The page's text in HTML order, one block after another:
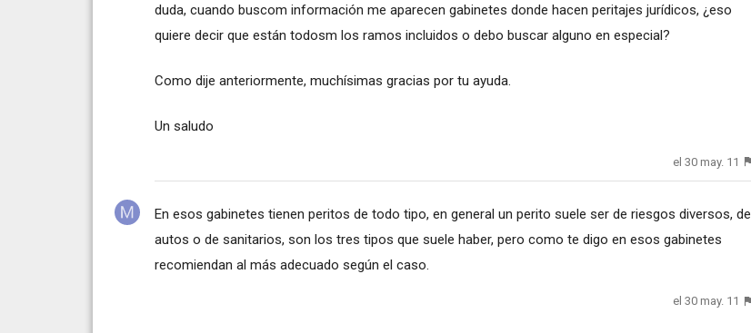
duda, cuando buscom información me aparecen gabinetes donde hacen peritajes jurídicos, ¿eso
quiere decir que están todosm los ramos incluidos o debo buscar alguno en especial?
Como dije anteriormente, muchísimas gracias por tu ayuda.
Un saludo
el 30 may. 11
En esos gabinetes tienen peritos de todo tipo, en general un perito suele ser de riesgos diversos, de
autos o de sanitarios, son los tres tipos que suele haber, pero como te digo en esos gabinetes
recomiendan al más adecuado según el caso.
el 30 may. 11